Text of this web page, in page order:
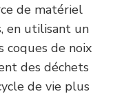
de matériel
en utilisant un
coques de noix
des déchets
de vie plus